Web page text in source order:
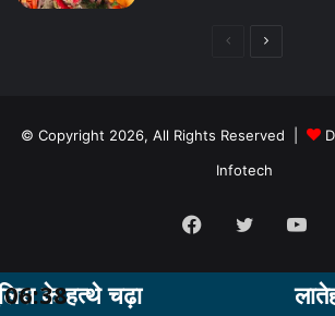
PreviousNext
© Copyright 2026, All Rights Reserved |
Infotech
Facebook
Twitter
चढ़ा लातेहार को
06:38